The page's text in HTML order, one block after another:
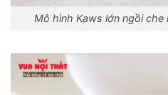
Mô hình Kaws lớn ngồi